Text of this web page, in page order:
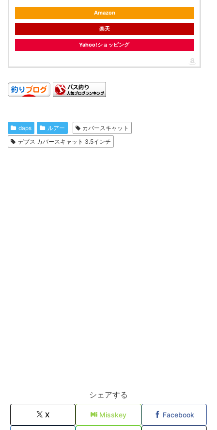
Amazon
楽天
Yahoo!ショッピング
daps ルアー
カバースキャット
デプス カバースキャット 3.5インチ
シェアする
X Misskey Facebook